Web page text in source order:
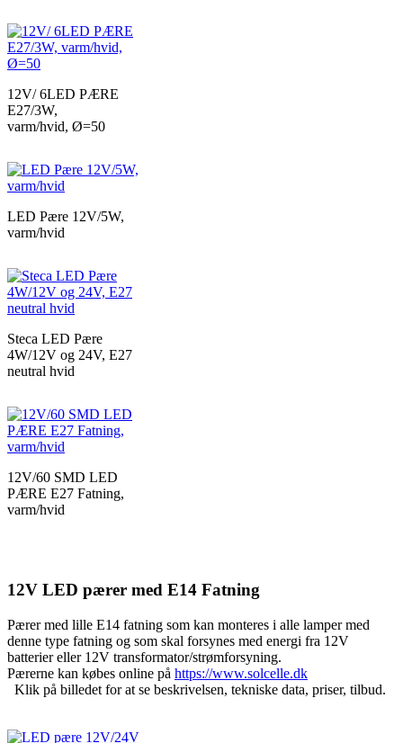
12V/ 6LED PÆRE
E27/3W,
varm/hvid, Ø=50
LED Pære 12V/5W,
varm/hvid
Steca LED Pære
4W/12V og 24V, E27
neutral hvid
12V/60 SMD LED
PÆRE E27 Fatning,
varm/hvid
12V LED pærer med E14 Fatning
Pærer med lille E14 fatning som kan monteres i alle lamper med
denne type fatning og som skal forsynes med energi fra 12V
batterier eller 12V transformator/strømforsyning.
Pærerne kan købes online på https://www.solcelle.dk
Klik på billedet for at se beskrivelsen, tekniske data, priser, tilbud.